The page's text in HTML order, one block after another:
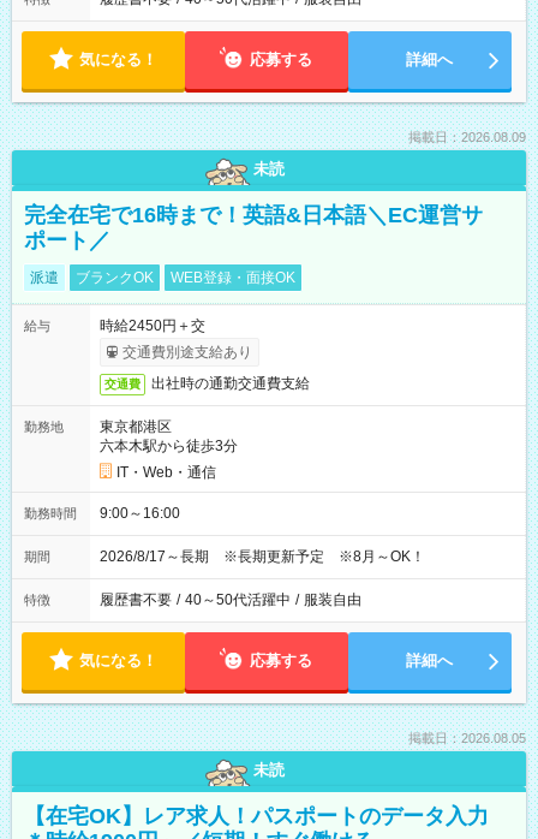
気になる！ 応募する 詳細へ
掲載日：2026.08.09
未読
完全在宅で16時まで！英語&日本語＼EC運営サ
ポート／
派遣 ブランクOK WEB登録・面接OK
給与
時給2450円＋交
交通費別途支給あり
交通費 出社時の通勤交通費支給
勤務地
東京都港区
六本木駅から徒歩3分
IT・Web・通信
勤務時間 9:00～16:00
期間 2026/8/17～長期 ※長期更新予定 ※8月～OK！
特徴 履歴書不要 / 40～50代活躍中 / 服装自由
気になる！ 応募する 詳細へ
掲載日：2026.08.05
未読
【在宅OK】レア求人！パスポートのデータ入力